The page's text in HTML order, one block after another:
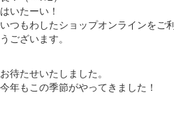
はいたーい！
いつもわしたショップオンラインをご
うございます。
お待たせいたしました。
今年もこの季節がやってきました！